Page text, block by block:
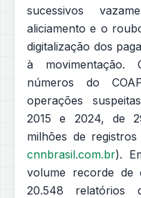
sucessivos
aliciamento e o
digitalização dos
à
números do
operações
2015 e 2024, de
milhões de
cnnbrasil.com.br).
volume recorde de
20.548 relatórios